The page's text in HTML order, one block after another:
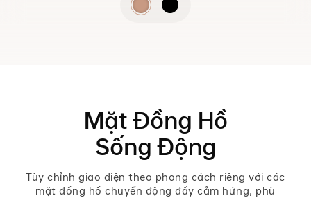
Mặt Đồng Hồ
Sống Động
Tùy chỉnh giao diện theo phong cách riêng với các
mặt đồng hồ chuyển động đầy cảm hứng, phù